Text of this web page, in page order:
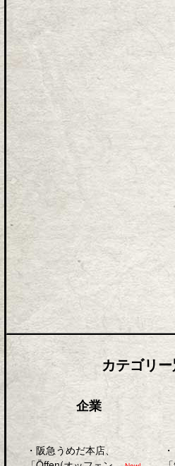
カテゴリ
企業
・ 阪急うめだ本店、
・